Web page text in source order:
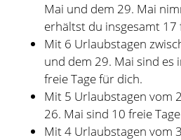
Mai und dem 29. Mai
erhältst du insgesamt 17
Mit 6 Urlaubstagen
und dem 29. Mai sind es
freie Tage für dich.
Mit 5 Urlaubstagen vom
26. Mai sind 10 freie
Mit 4 Urlaubstagen vom